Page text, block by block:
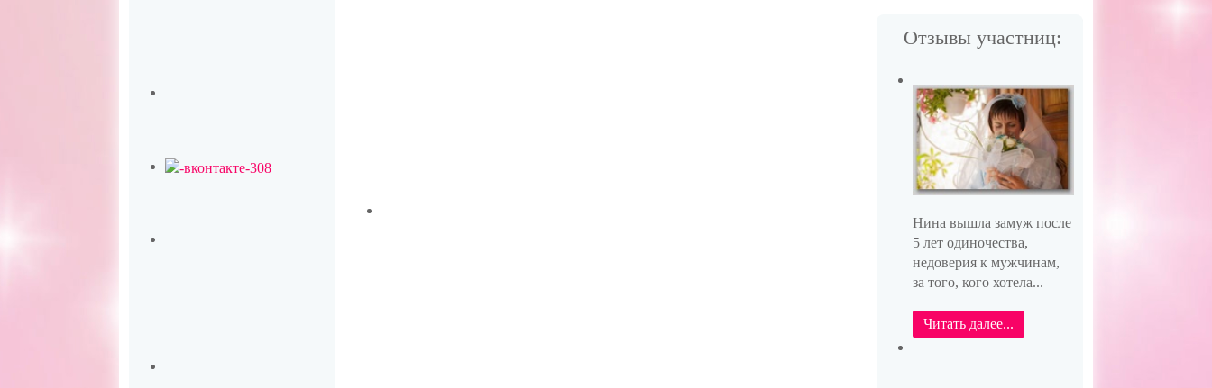
Отзывы участниц:
Нина вышла замуж после
5 лет одиночества,
недоверия к мужчинам,
за того, кого хотела...
Читать далее...